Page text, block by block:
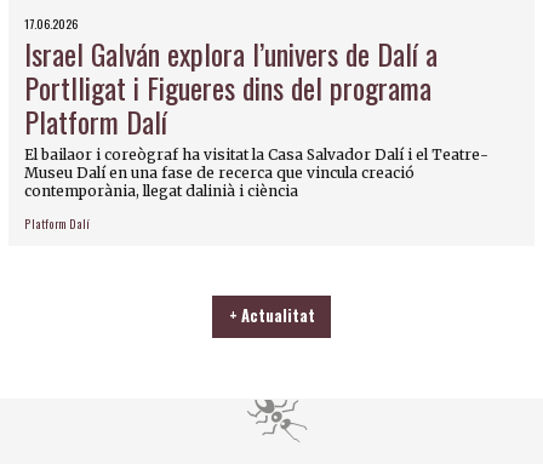
17.06.2026
Israel Galván explora l’univers de Dalí a
Portlligat i Figueres dins del programa
Platform Dalí
El bailaor i coreògraf ha visitat la Casa Salvador Dalí i el Teatre-
Museu Dalí en una fase de recerca que vincula creació
contemporània, llegat dalinià i ciència
Platform Dalí
+ Actualitat